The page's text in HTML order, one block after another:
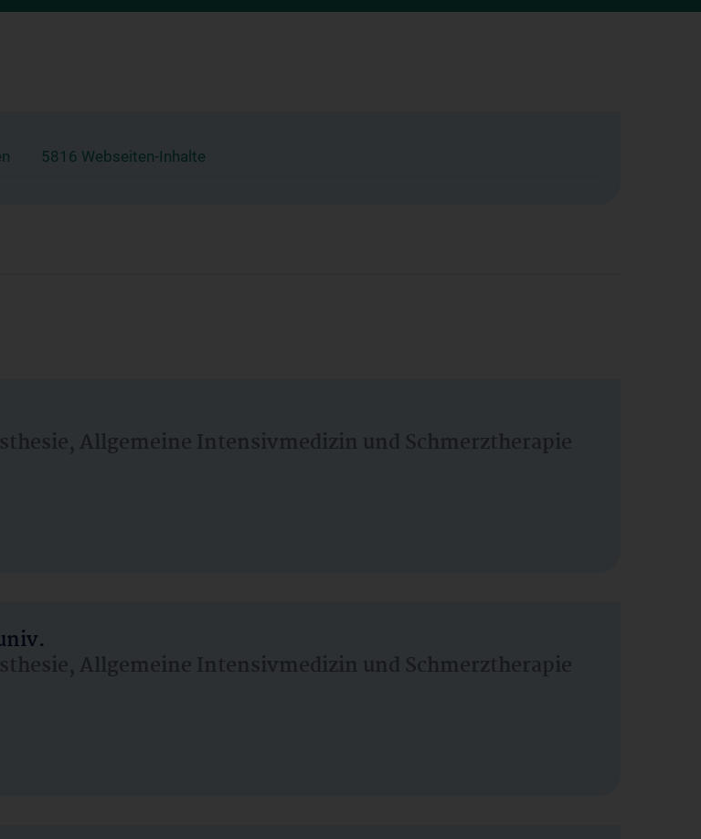
5816 Webseiten-Inhalte
Allgemeine Intensivmedizin und Schmerztherapie
Allgemeine Intensivmedizin und Schmerztherapie